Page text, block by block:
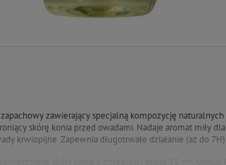
zawierający specjalną kompozycję
skórę konia przed owadami. Nadaje aromat miły
krwiopijne. Zapewnia długotrwałe działanie (aż do 7H).